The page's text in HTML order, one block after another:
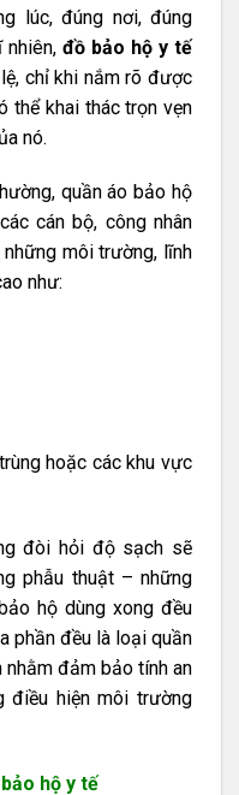
lúc, đúng nơi, đúng
nhiên, đồ bảo hộ y tế
chỉ khi nắm rõ được
thể khai thác trọn vẹn
nó.
quần áo bảo hộ
cán bộ, công nhân
môi trường, lĩnh
như:
hoặc các khu vực
đòi hỏi độ sạch sẽ
phẫu thuật – những
hộ dùng xong đều
phần đều là loại quần
đảm bảo tính an
điều hiện môi trường
hộ y tế